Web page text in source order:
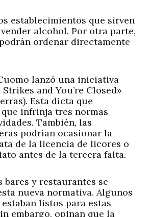
establecimientos que sirven
alcohol. Por otra parte,
ordenar directamente
lanzó una iniciativa
and You’re Closed»
Esta dicta que
infrinja tres normas
También, las
podrían ocasionar la
de la licencia de licores o
antes de la tercera falta.
bares y restaurantes se
nueva normativa. Algunos
listos para estas
embargo, opinan que la